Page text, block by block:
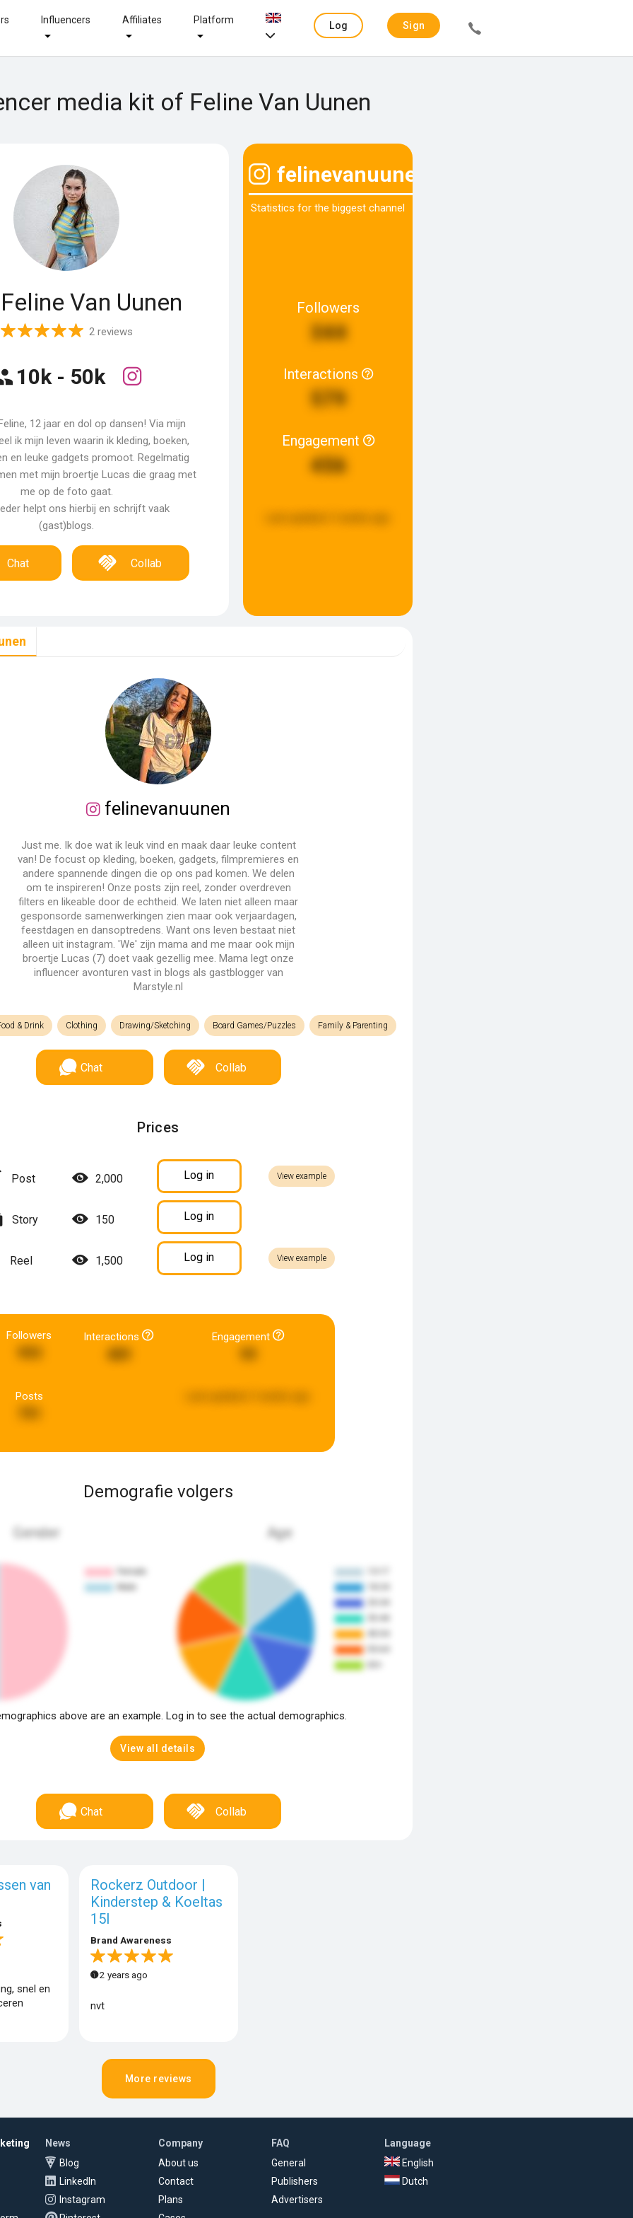
Influencers Affiliates Platform
Log
Sign
media kit of Feline Van Uunen
Feline Van Uunen
2 reviews
10k - 50k
12 jaar en dol op dansen! Via mijn
ik mijn leven waarin ik kleding, boeken,
en leuke gadgets promoot. Regelmatig
met mijn broertje Lucas die graag met
me op de foto gaat.
helpt ons hierbij en schrijft vaak
(gast)blogs.
Chat Collab
felinevanuunen
Statistics for the biggest channel
Followers
344
Interactions
579
Engagement
456
felinevanuunen
Just me. Ik doe wat ik leuk vind en maak daar leuke content
van! De focust op kleding, boeken, gadgets, filmpremieres en
andere spannende dingen die op ons pad komen. We delen
om te inspireren! Onze posts zijn reel, zonder overdreven
filters en likeable door de echtheid. We laten niet alleen maar
gesponsorde samenwerkingen zien maar ook verjaardagen,
feestdagen en dansoptredens. Want ons leven bestaat niet
alleen uit instagram. 'We' zijn mama and me maar ook mijn
broertje Lucas (7) doet vaak gezellig mee. Mama legt onze
influencer avonturen vast in blogs als gastblogger van
Marstyle.nl
& Drink Clothing Drawing/Sketching Board Games/Puzzles Family & Parenting
Chat Collab
Prices
Post 2,000 Log in View example
Story 150 Log in
Reel 1,500 Log in View example
Followers Interactions
489
Engagement
Posts
Demografie volgers
Gender Age
above are an example. Log in to see the actual demographics.
View all details
Chat Collab
van
snel en
Rockerz Outdoor |
Kinderstep & Koeltas
15l
Brand Awareness
2 years ago
nvt
More reviews
News
Blog
LinkedIn
Instagram
Company
About us
Contact
Plans
FAQ
General
Publishers
Advertisers
Language
English
Dutch